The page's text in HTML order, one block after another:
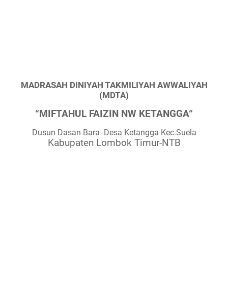
MADRASAH DINIYAH TAKMILIYAH AWWALIYAH
(MDTA)
“MIFTAHUL FAIZIN NW KETANGGA“
Dusun Dasan Bara Desa Ketangga Kec.Suela
Kabupaten Lombok Timur-NTB